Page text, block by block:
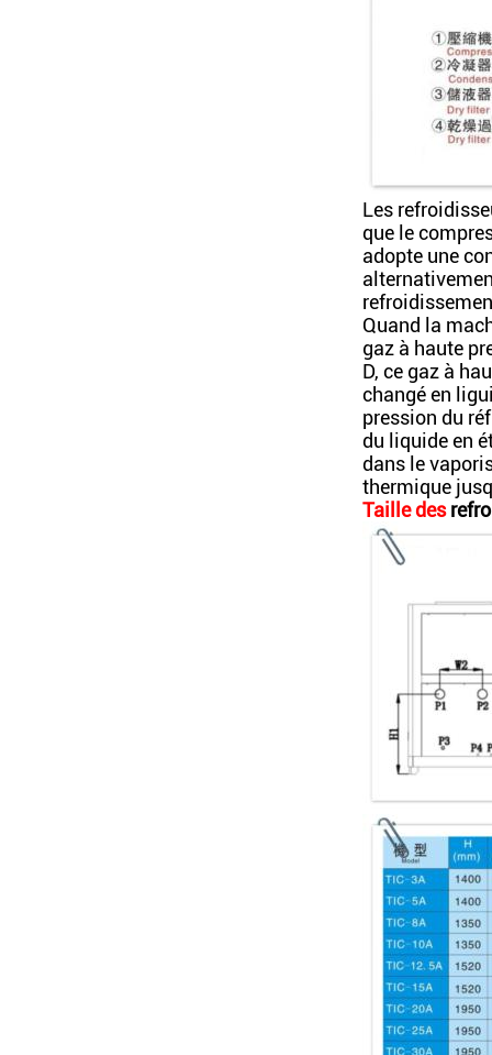
Les
que le
adopte une
Quand la
gaz à haute
D, ce gaz à
changé en
pression du
du liquide en
dans le
thermique
Taille des